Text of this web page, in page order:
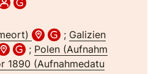
; Galizien
; Polen (Aufnahm
1890 (Aufnahmedatu